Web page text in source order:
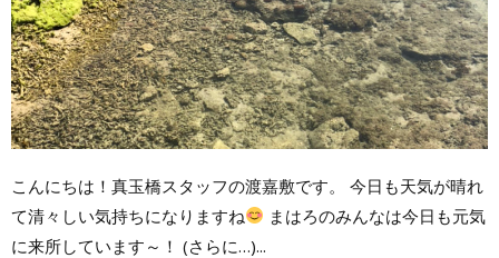
こんにちは！真玉橋スタッフの渡嘉敷です。 今日も天気が晴れ
て清々しい気持ちになりますね
まはろのみんなは今日も元気
に来所しています～！ (さらに…)...